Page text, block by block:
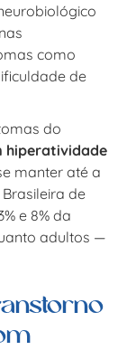
como
de
do
hiperatividade
manter até a
de
e 8% da
adultos —